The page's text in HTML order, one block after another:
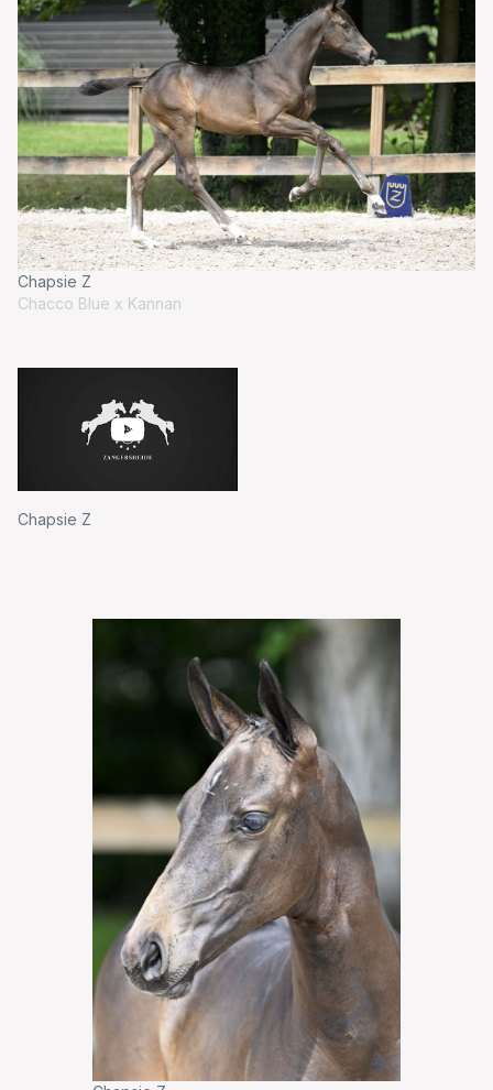
Chapsie Z
Chacco Blue x Kannan
Chapsie Z